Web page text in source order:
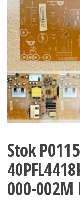
Stok
000-002M